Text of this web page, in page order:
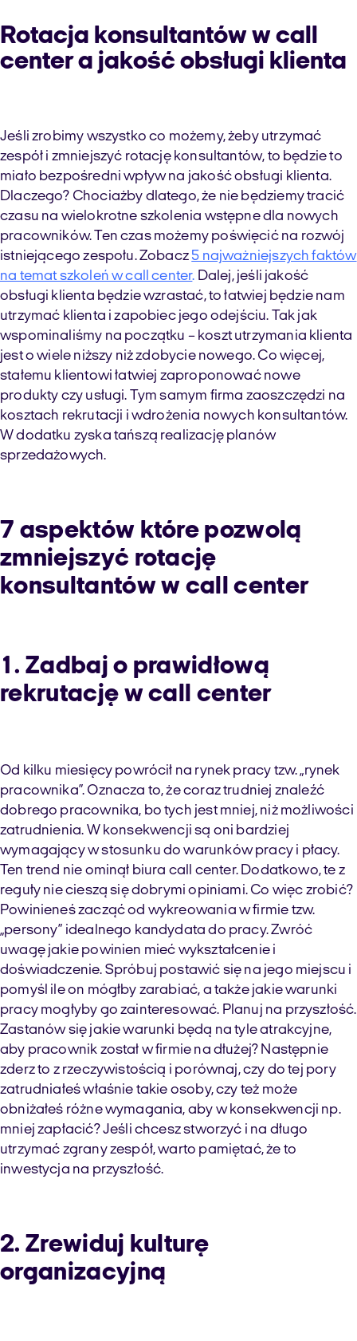
Rotacja konsultantów w call
center a jakość obsługi klienta
Jeśli zrobimy wszystko co możemy, żeby utrzymać
zespół i zmniejszyć rotację konsultantów, to będzie to
miało bezpośredni wpływ na jakość obsługi klienta.
Dlaczego? Chociażby dlatego, że nie będziemy tracić
czasu na wielokrotne szkolenia wstępne dla nowych
pracowników. Ten czas możemy poświęcić na rozwój
istniejącego zespołu. Zobacz 5 najważniejszych faktów
na temat szkoleń w call center. Dalej, jeśli jakość
obsługi klienta będzie wzrastać, to łatwiej będzie nam
utrzymać klienta i zapobiec jego odejściu. Tak jak
wspominaliśmy na początku – koszt utrzymania klienta
jest o wiele niższy niż zdobycie nowego. Co więcej,
stałemu klientowi łatwiej zaproponować nowe
produkty czy usługi. Tym samym firma zaoszczędzi na
kosztach rekrutacji i wdrożenia nowych konsultantów.
W dodatku zyska tańszą realizację planów
sprzedażowych.
7 aspektów które pozwolą
zmniejszyć rotację
konsultantów w call center
1. Zadbaj o prawidłową
rekrutację w call center
Od kilku miesięcy powrócił na rynek pracy tzw. „rynek
pracownika”. Oznacza to, że coraz trudniej znaleźć
dobrego pracownika, bo tych jest mniej, niż możliwości
zatrudnienia. W konsekwencji są oni bardziej
wymagający w stosunku do warunków pracy i płacy.
Ten trend nie ominął biura call center. Dodatkowo, te z
reguły nie cieszą się dobrymi opiniami. Co więc zrobić?
Powinieneś zacząć od wykreowania w firmie tzw.
„persony” idealnego kandydata do pracy. Zwróć
uwagę jakie powinien mieć wykształcenie i
doświadczenie. Spróbuj postawić się na jego miejscu i
pomyśl ile on mógłby zarabiać, a także jakie warunki
pracy mogłyby go zainteresować. Planuj na przyszłość.
Zastanów się jakie warunki będą na tyle atrakcyjne,
aby pracownik został w firmie na dłużej? Następnie
zderz to z rzeczywistością i porównaj, czy do tej pory
zatrudniałeś właśnie takie osoby, czy też może
obniżałeś różne wymagania, aby w konsekwencji np.
mniej zapłacić? Jeśli chcesz stworzyć i na długo
utrzymać zgrany zespół, warto pamiętać, że to
inwestycja na przyszłość.
2. Zrewiduj kulturę
organizacyjną